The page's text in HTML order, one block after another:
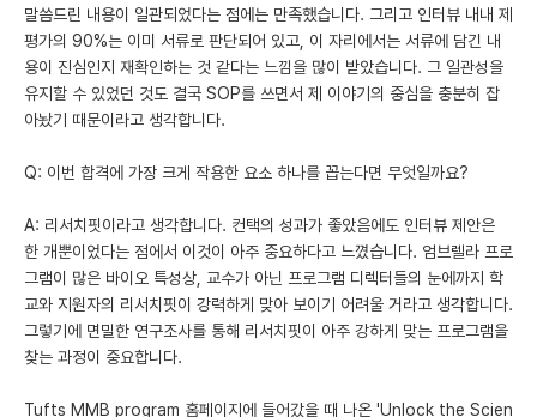
말씀드린 내용이 일관되었다는 점에는 만족했습니다. 그리고 인터뷰 내내 제
평가의 90%는 이미 서류로 판단되어 있고, 이 자리에서는 서류에 담긴 내
용이 진심인지 재확인하는 것 같다는 느낌을 많이 받았습니다. 그 일관성을
유지할 수 있었던 것도 결국 SOP를 쓰면서 제 이야기의 중심을 충분히 잡
아놨기 때문이라고 생각합니다.
Q: 이번 합격에 가장 크게 작용한 요소 하나를 꼽는다면 무엇일까요?
A: 리서치핏이라고 생각합니다. 컨택의 성과가 좋았음에도 인터뷰 제안은
한 개뿐이었다는 점에서 이것이 아주 중요하다고 느꼈습니다. 엄브렐라 프로
그램이 많은 바이오 특성상, 교수가 아닌 프로그램 디렉터들의 눈에까지 학
교와 지원자의 리서치핏이 강력하게 맞아 보이기 어려울 거라고 생각합니다.
그렇기에 면밀한 연구조사를 통해 리서치핏이 아주 강하게 맞는 프로그램을
찾는 과정이 중요합니다.
Tufts MMB program 홈페이지에 들어갔을 때 나온 'Unlock the Scien